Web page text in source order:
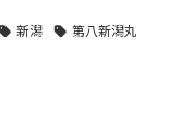
新潟 第八新潟丸